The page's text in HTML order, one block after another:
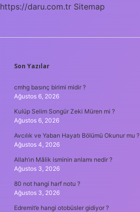
https://daru.com.tr Sitemap
SIDEBAR
Son Yazılar
cmhg basınç birimi midir ?
Ağustos 6, 2026
Kulüp Selim Songür Zeki Müren mi ?
Ağustos 6, 2026
Avcılık ve Yaban Hayatı Bölümü Okunur mu ?
Ağustos 4, 2026
Allah’ın Mâlik isminin anlamı nedir ?
Ağustos 3, 2026
80 not hangi harf notu ?
Ağustos 3, 2026
Edremit’e hangi otobüsler gidiyor ?